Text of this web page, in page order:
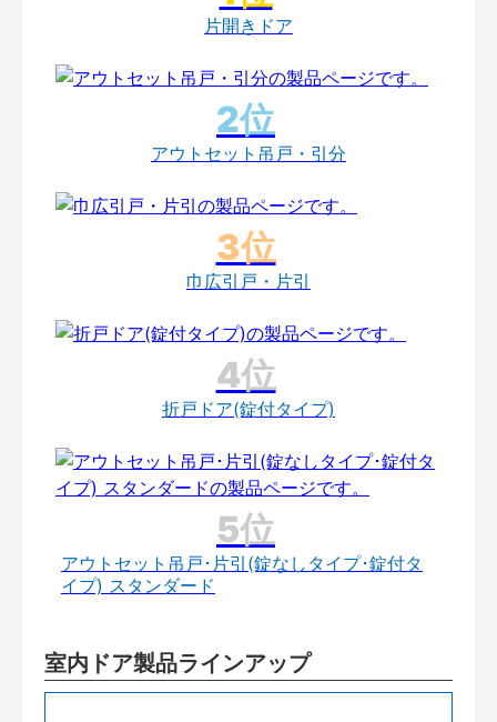
片開きドア
アウトセット吊戸・引分
巾広引戸・片引
折戸ドア(錠付タイプ)
アウトセット吊戸･片引(錠なしタイプ･錠付タ
イプ) スタンダード
室内ドア製品ラインアップ